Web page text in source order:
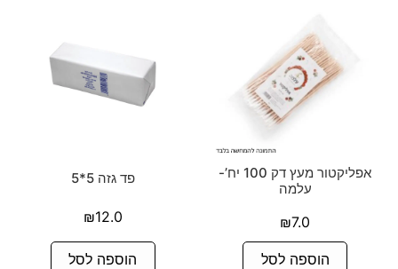
אפליקטור מעץ דק 100 יח’-
עלמה
₪7.0
הוספה לסל
פד גזה 5*5
₪12.0
הוספה לסל